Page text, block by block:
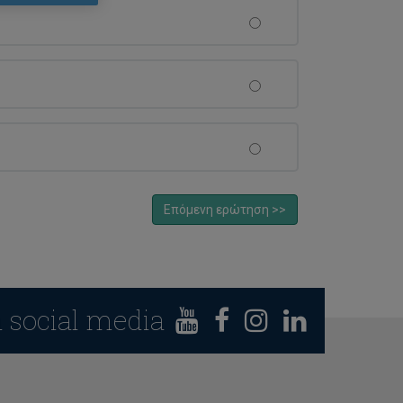
Επόμενη ερώτηση >>
social media